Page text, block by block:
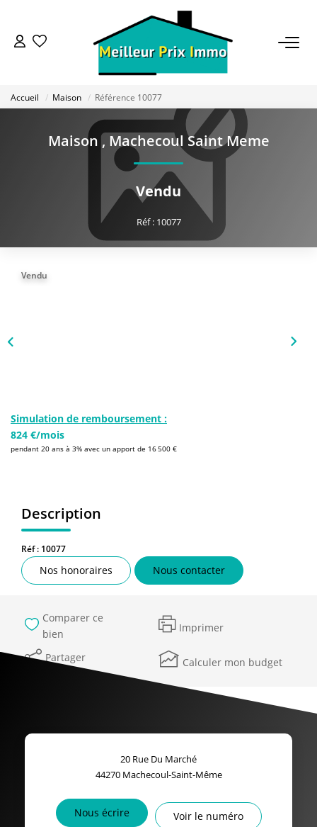
ACHETER
LOUER
VENDRE
ESTIMER
BAILLEUR
Accueil Maison Référence 10077
Maison, Machecoul Saint Meme
Vendu
Réf : 10077
Vendu
Simulation de remboursement :
824 €/mois
pendant 20 ans à 3% avec un apport de 16 500 €
Description
Réf : 10077
Nos honoraires Nous contacter
Comparer ce
bien
Imprimer
Partager Calculer mon budget
20 Rue Du Marché
44270 Machecoul-Saint-Même
Nous écrire Voir le numéro